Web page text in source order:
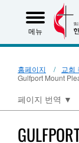
메뉴
홈페이지
교회
Gulfport Mount
페이지 번역 ▼